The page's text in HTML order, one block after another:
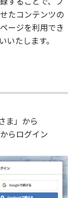
たコンテンツの
ージを利用でき
いたします。
ま」から
らログイン